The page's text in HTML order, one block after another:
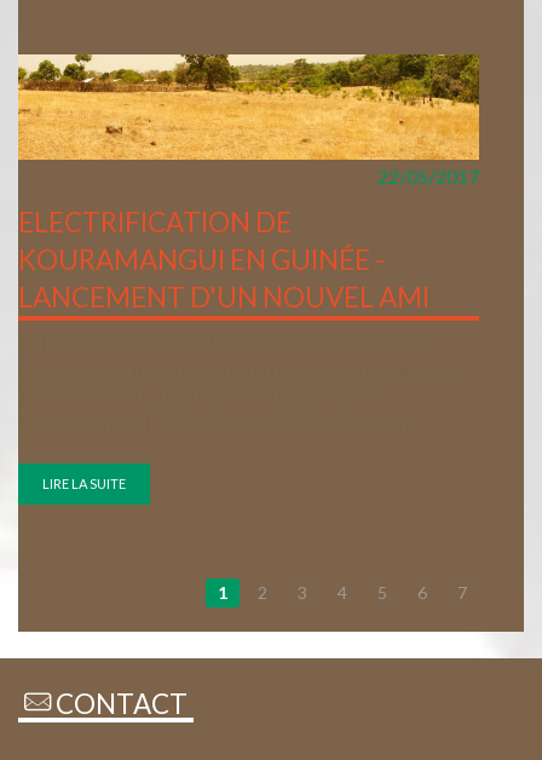
22/05/2017
ELECTRIFICATION DE
KOURAMANGUI EN GUINÉE -
LANCEMENT D'UN NOUVEL AMI
LIRE LA SUITE
1 2 3 4 5 6 7
CONTACT